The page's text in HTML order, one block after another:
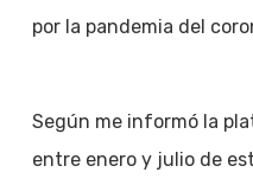
por la pandemia del
Según me informó la
entre enero y julio de